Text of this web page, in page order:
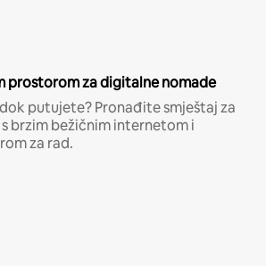
prostorom za digitalne nomade
putujete? Pronađite smještaj za
brzim bežičnim internetom i
za rad.